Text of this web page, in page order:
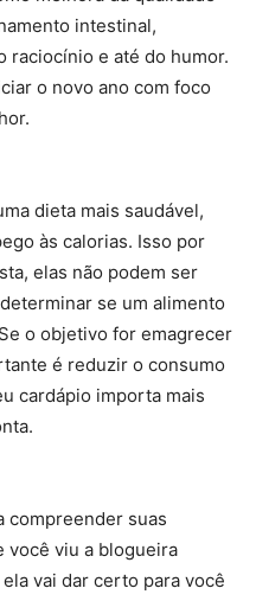
intestinal,
raciocínio e até do humor.
o novo ano com foco
dieta mais saudável,
às calorias. Isso por
elas não podem ser
se um alimento
o objetivo for emagrecer
é reduzir o consumo
cardápio importa mais
compreender suas
você viu a blogueira
vai dar certo para você